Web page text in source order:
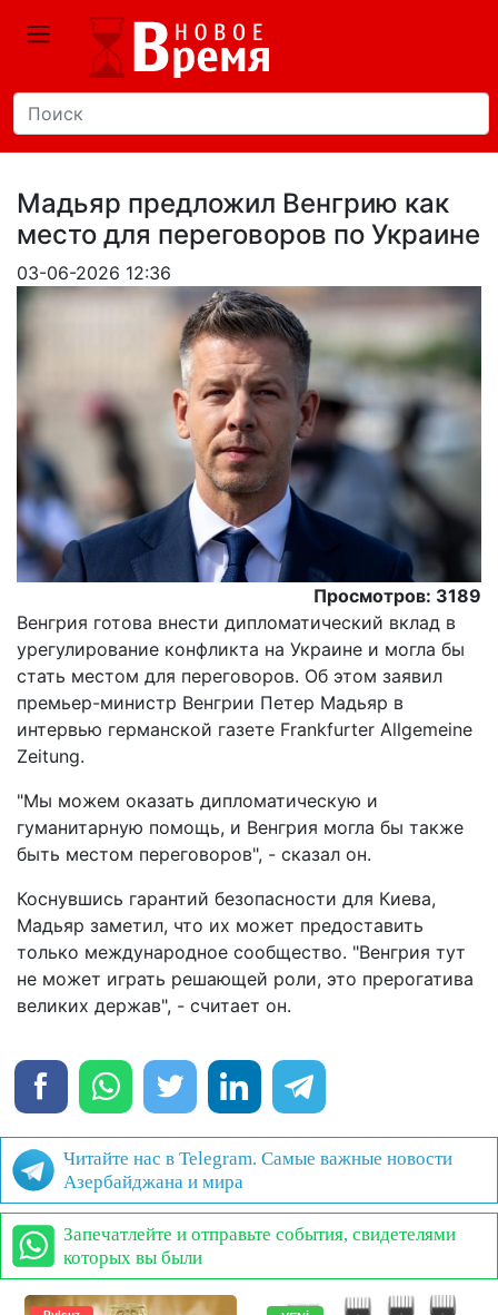
Мадьяр предложил Венгрию как
место для переговоров по Украине
03-06-2026 12:36
Просмотров: 3189
Венгрия готова внести дипломатический вклад в
урегулирование конфликта на Украине и могла бы
стать местом для переговоров. Об этом заявил
премьер-министр Венгрии Петер Мадьяр в
интервью германской газете Frankfurter Allgemeine
Zeitung.
"Мы можем оказать дипломатическую и
гуманитарную помощь, и Венгрия могла бы также
быть местом переговоров", - сказал он.
Коснувшись гарантий безопасности для Киева,
Мадьяр заметил, что их может предоставить
только международное сообщество. "Венгрия тут
не может играть решающей роли, это прерогатива
великих держав", - считает он.
Читайте нас в Telegram. Самые важные новости
Азербайджана и мира
Запечатлейте и отправьте события, свидетелями
которых вы были